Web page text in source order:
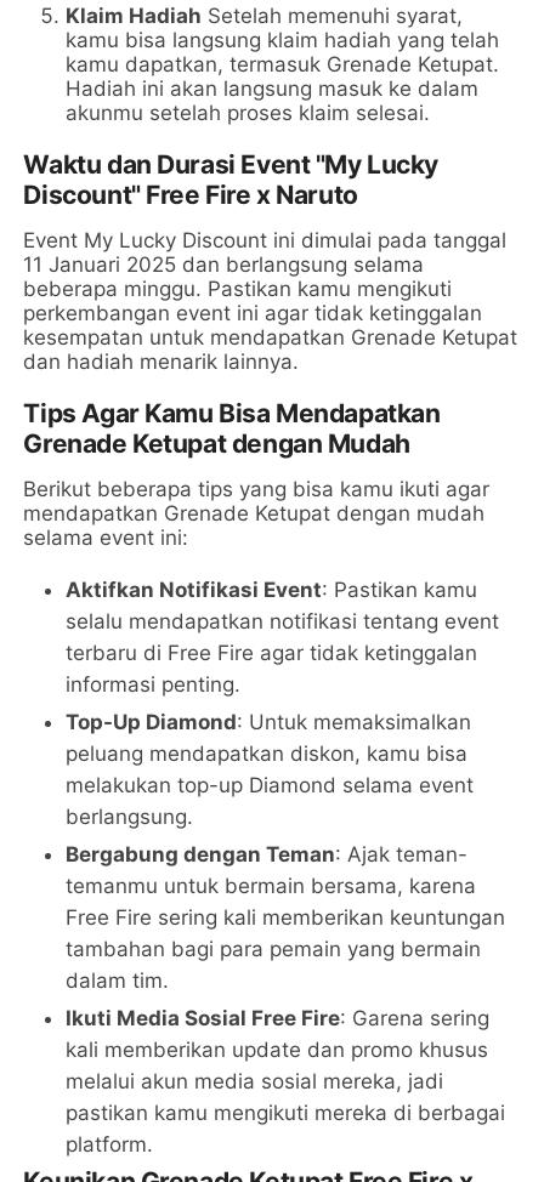
Klaim Hadiah Setelah memenuhi syarat,
kamu bisa langsung klaim hadiah yang telah
kamu dapatkan, termasuk Grenade Ketupat.
Hadiah ini akan langsung masuk ke dalam
akunmu setelah proses klaim selesai.
Waktu dan Durasi Event "My Lucky
Discount" Free Fire x Naruto
Event My Lucky Discount ini dimulai pada tanggal
11 Januari 2025 dan berlangsung selama
beberapa minggu. Pastikan kamu mengikuti
perkembangan event ini agar tidak ketinggalan
kesempatan untuk mendapatkan Grenade Ketupat
dan hadiah menarik lainnya.
Tips Agar Kamu Bisa Mendapatkan
Grenade Ketupat dengan Mudah
Berikut beberapa tips yang bisa kamu ikuti agar
mendapatkan Grenade Ketupat dengan mudah
selama event ini:
Aktifkan Notifikasi Event: Pastikan kamu
selalu mendapatkan notifikasi tentang event
terbaru di Free Fire agar tidak ketinggalan
informasi penting.
Top-Up Diamond: Untuk memaksimalkan
peluang mendapatkan diskon, kamu bisa
melakukan top-up Diamond selama event
berlangsung.
Bergabung dengan Teman: Ajak teman-
temanmu untuk bermain bersama, karena
Free Fire sering kali memberikan keuntungan
tambahan bagi para pemain yang bermain
dalam tim.
Ikuti Media Sosial Free Fire: Garena sering
kali memberikan update dan promo khusus
melalui akun media sosial mereka, jadi
pastikan kamu mengikuti mereka di berbagai
platform.